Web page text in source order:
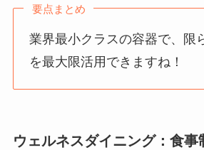
要点まとめ
業界最小クラスの容器で、限
を最大限活用できますね！
ウェルネスダイニング：食事